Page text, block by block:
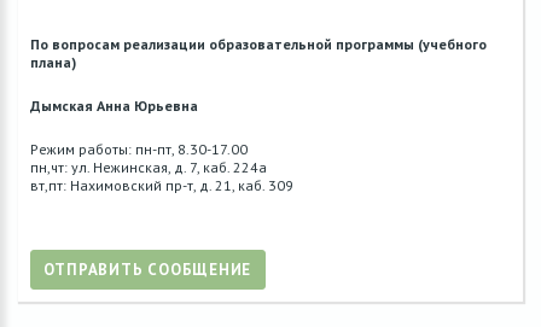
По вопросам реализации образовательной программы (учебного
плана)
Дымская Анна Юрьевна
Режим работы: пн-пт, 8.30-17.00
пн,чт: ул. Нежинская, д. 7, каб. 224а
вт,пт: Нахимовский пр-т, д. 21, каб. 309
ОТПРАВИТЬ СООБЩЕНИЕ